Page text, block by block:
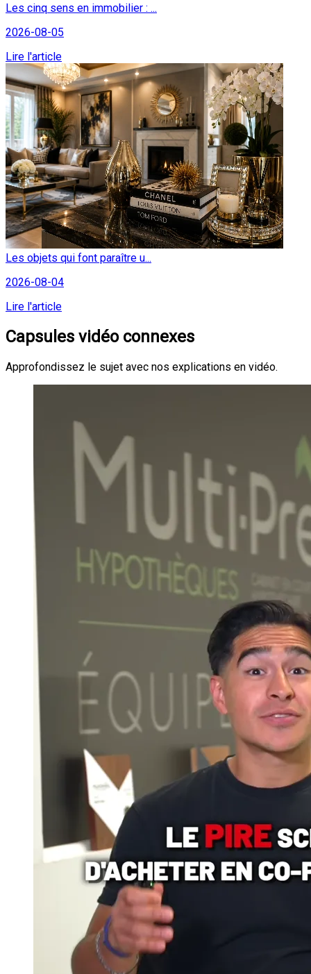
Les cinq sens en immobilier : ...
2026-08-05
Lire l'article
Les objets qui font paraître u...
2026-08-04
Lire l'article
Capsules vidéo connexes
Approfondissez le sujet avec nos explications en vidéo.